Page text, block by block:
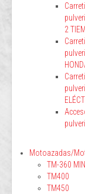
2
Motoazadas/
TM-360 MINI
TM400
TM450